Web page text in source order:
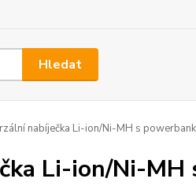
Hledat
nabíječka Li-ion/Ni-MH s
Li-ion/Ni-